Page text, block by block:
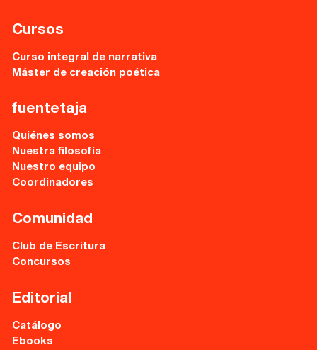
Directorios
Contacto
Escríbenos
Guía Rápida
Dónde estamos
Sede central:
28014 Madrid
info@fuentetajaliteraria.com
Tel 91 531 15 09
Cursos
Curso integral de narrativa
Máster de creación poética
fuentetaja
Quiénes somos
Nuestra filosofía
Nuestro equipo
Coordinadores
Comunidad
Club de Escritura
Concursos
Editorial
Catálogo
Ebooks